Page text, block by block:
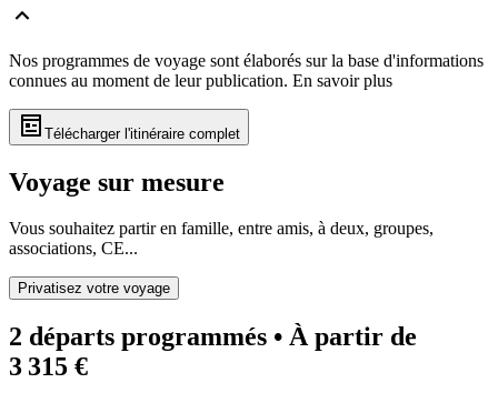
Nos programmes de voyage sont élaborés sur la base d'informations
connues au moment de leur publication. En savoir plus
Télécharger l'itinéraire complet
Voyage sur mesure
Vous souhaitez partir en famille, entre amis, à deux, groupes,
associations, CE...
Privatisez votre voyage
2 départs programmés • À partir de
3 315 €